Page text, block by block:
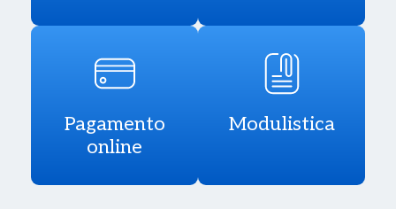
Pagamento
online
Modulistica